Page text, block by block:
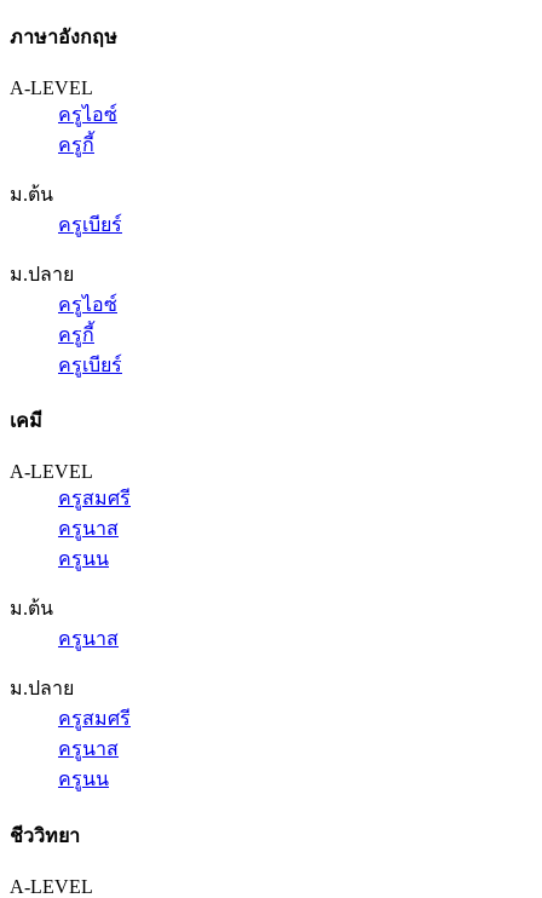
ภาษาอังกฤษ
A-LEVEL
ครูไอซ์
ครูกี้
ม.ต้น
ครูเบียร์
ม.ปลาย
ครูไอซ์
ครูกี้
ครูเบียร์
เคมี
A-LEVEL
ครูสมศรี
ครูนาส
ครูนน
ม.ต้น
ครูนาส
ม.ปลาย
ครูสมศรี
ครูนาส
ครูนน
ชีววิทยา
A-LEVEL